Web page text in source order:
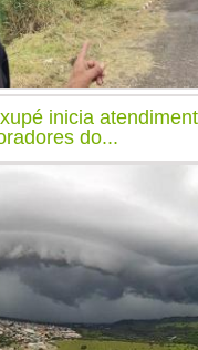
inicia
do...